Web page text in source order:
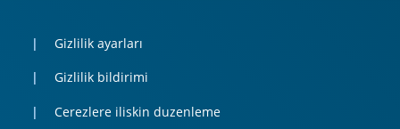
Gizlilik ayarları
Gizlilik bildirimi
Cerezlere iliskin duzenleme